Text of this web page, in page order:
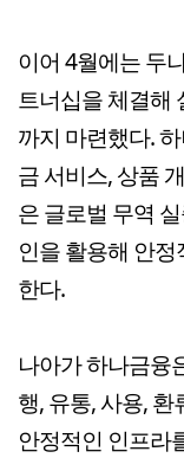
이어 4월에는 두
트너십을 체결해
까지 마련했다.
금 서비스, 상품
은 글로벌 무역
인을 활용해 안
한다.
나아가 하나금융
행, 유통, 사용,
안정적인 인프라